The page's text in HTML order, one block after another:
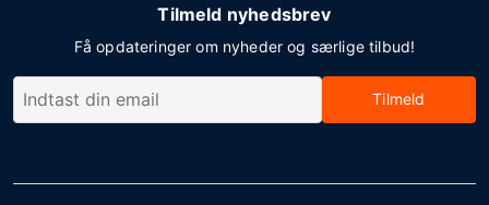
Tilmeld nyhedsbrev
Få opdateringer om nyheder og særlige tilbud!
Tilmeld